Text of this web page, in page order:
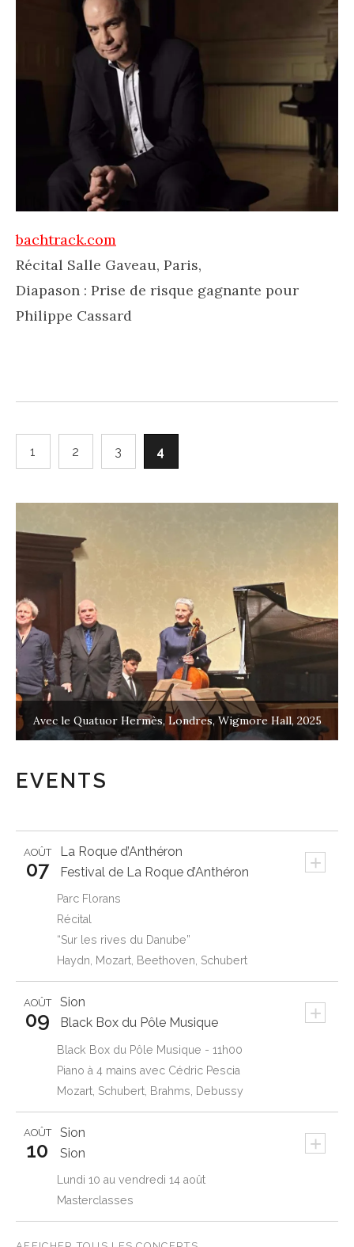
bachtrack.com
Récital Salle Gaveau, Paris,
Diapason : Prise de risque gagnante pour
Philippe Cassard
1 2 3 4
Avec David Grimal et Anne Gastinel, Londres, Wigmore
Hall, 2025
EVENTS
La Roque d’Anthéron +
AOÛT
07 Festival de La Roque d’Anthéron
Parc Florans
Récital
“Sur les rives du Danube”
Haydn, Mozart, Beethoven, Schubert
Sion +
AOÛT
09 Black Box du Pôle Musique
Black Box du Pôle Musique - 11h00
Piano à 4 mains avec Cédric Pescia
Mozart, Schubert, Brahms, Debussy
Sion +
AOÛT
10 Sion
Lundi 10 au vendredi 14 août
Masterclasses